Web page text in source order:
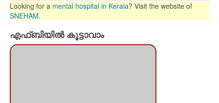
Looking for a mental hospital in Kerala? Visit the website of
SNEHAM.
എഫ്ബിയില്‍ കൂട്ടാവാം